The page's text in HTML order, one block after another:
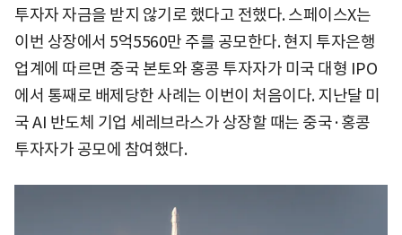
투자자 자금을 받지 않기로 했다고 전했다. 스페이스X는
이번 상장에서 5억5560만 주를 공모한다. 현지 투자은행
업계에 따르면 중국 본토와 홍콩 투자자가 미국 대형 IPO
에서 통째로 배제당한 사례는 이번이 처음이다. 지난달 미
국 AI 반도체 기업 세레브라스가 상장할 때는 중국·홍콩
투자자가 공모에 참여했다.